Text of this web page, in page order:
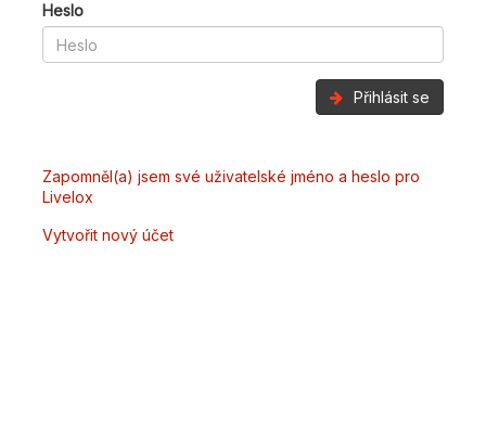
Heslo
Přihlásit se
Zapomněl(a) jsem své uživatelské jméno a heslo pro
Livelox
Vytvořit nový účet